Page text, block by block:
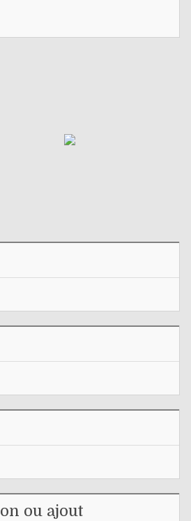
ou ajout